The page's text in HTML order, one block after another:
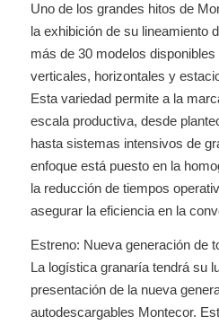
Uno de los grandes hitos de
la exhibición de su lineamiento
más de 30 modelos
verticales, horizontales y
Esta variedad permite a la
escala productiva, desde
hasta sistemas intensivos de
enfoque está puesto en la
la reducción de tiempos
asegurar la eficiencia en la
Estreno: Nueva generación de
La logística granaría tendrá su
presentación de la nueva
autodescargables Montecor.